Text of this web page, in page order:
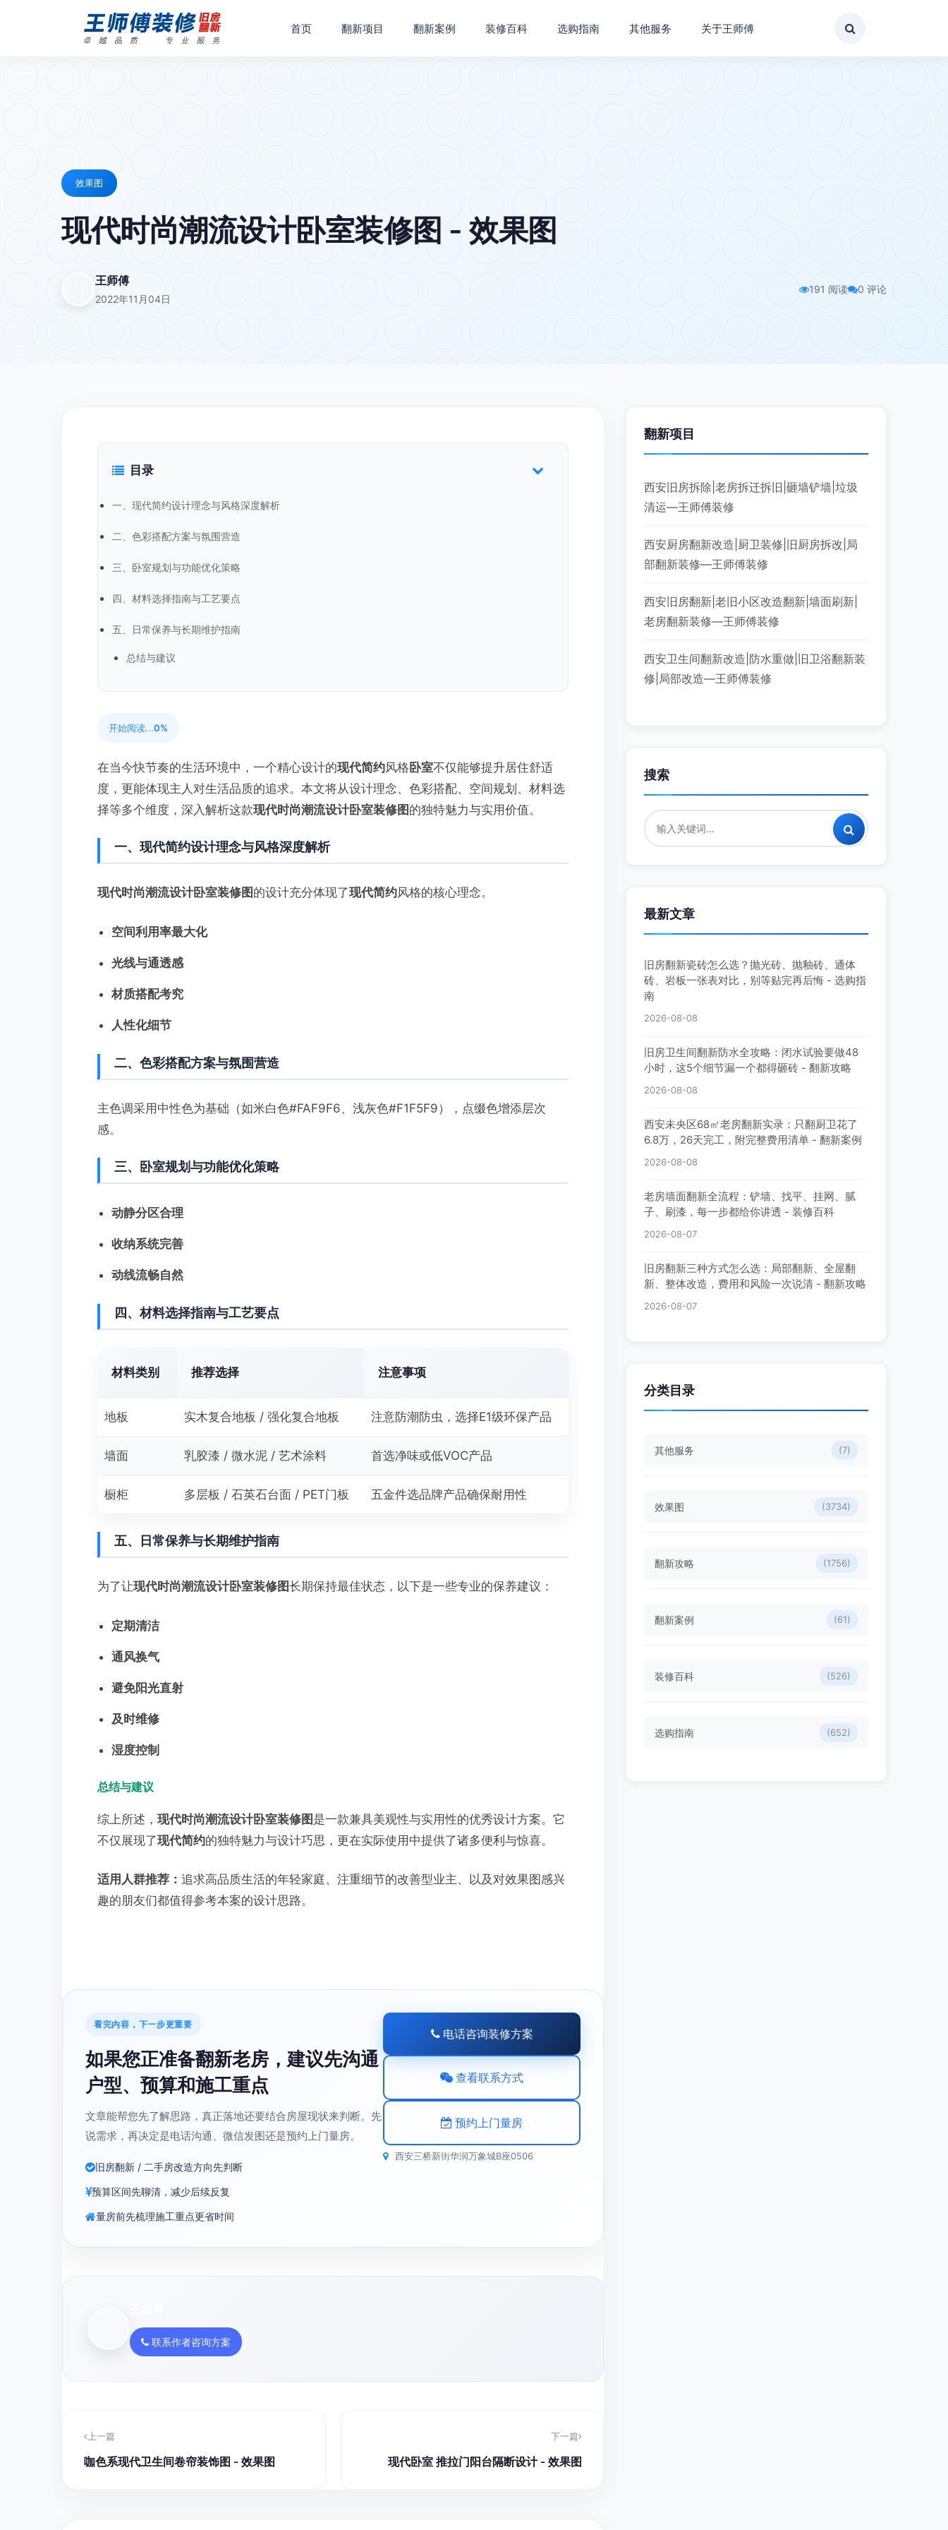
首页 翻新项目 翻新案例 装修百科 选购指南 其他服务 关于王师傅
效果图
现代时尚潮流设计卧室装修图 - 效果图
王师傅
2022年11月04日
191 阅读 0 评论
目录
一、现代简约设计理念与风格深度解析
二、色彩搭配方案与氛围营造
三、卧室规划与功能优化策略
四、材料选择指南与工艺要点
五、日常保养与长期维护指南
总结与建议
开始阅读...0%
在当今快节奏的生活环境中，一个精心设计的现代简约风格 卧室不仅能够提升居住舒适
度，更能体现主人对生活品质的追求。本文将从设计理念、色彩搭配、空间规划、材料选
择等多个维度，深入解析这款现代时尚潮流设计卧室装修图 的独特魅力与实用价值。
一、现代简约设计理念与风格深度解析
现代时尚潮流设计卧室装修图 的设计充分体现了现代简约风格的核心理念。
空间利用率最大化
光线与通透感
材质搭配考究
人性化细节
二、色彩搭配方案与氛围营造
主色调采用中性色为基础（如米白色#FAF9F6、浅灰色#F1F5F9），点缀色增添层次
感。
三、卧室规划与功能优化策略
动静分区合理
收纳系统完善
动线流畅自然
四、材料选择指南与工艺要点
材料类别 推荐选择 注意事项
地板 实木复合地板 / 强化复合地板 注意防潮防虫，选择E1级环保产品
墙面 乳胶漆 / 微水泥 / 艺术涂料 首选净味或低VOC产品
橱柜 多层板 / 石英石台面 / PET门板 五金件选品牌产品确保耐用性
五、日常保养与长期维护指南
为了让现代时尚潮流设计卧室装修图长期保持最佳状态，以下是一些专业的保养建议：
定期清洁
通风换气
避免阳光直射
及时维修
湿度控制
总结与建议
综上所述， 现代时尚潮流设计卧室装修图 是一款兼具美观性与实用性的优秀设计方案。它
不仅展现了现代简约的独特魅力与设计巧思，更在实际使用中提供了诸多便利与惊喜。
适用人群推荐： 追求高品质生活的年轻家庭、注重细节的改善型业主、以及对效果图感兴
趣的朋友们都值得参考本案的设计思路。
看完内容，下一步更重要
如果您正准备翻新老房，建议先沟通
户型、预算和施工重点
文章能帮您先了解思路，真正落地还要结合房屋现状来判断。先
说需求，再决定是电话沟通、微信发图还是预约上门量房。
旧房翻新 / 二手房改造方向先判断
预算区间先聊清，减少后续反复
量房前先梳理施工重点更省时间
电话咨询装修方案
查看联系方式
预约上门量房
西安三桥新街华润万象城B座0506
联系作者咨询方案
上一篇
咖色系现代卫生间卷帘装饰图 - 效果图
下一篇
现代卧室 推拉门阳台隔断设计 - 效果图
翻新项目
西安旧房拆除|老房拆迁拆旧|砸墙铲墙|垃圾
清运—王师傅装修
西安厨房翻新改造|厨卫装修|旧厨房拆改|局
部翻新装修—王师傅装修
西安旧房翻新|老旧小区改造翻新|墙面刷新|
老房翻新装修—王师傅装修
西安卫生间翻新改造|防水重做|旧卫浴翻新装
修|局部改造—王师傅装修
搜索
最新文章
旧房翻新瓷砖怎么选？抛光砖、抛釉砖、通体
砖、岩板一张表对比，别等贴完再后悔 - 选购指
南
2026-08-08
旧房卫生间翻新防水全攻略：闭水试验要做48
小时，这5个细节漏一个都得砸砖 - 翻新攻略
2026-08-08
西安未央区68㎡老房翻新实录：只翻厨卫花了
6.8万，26天完工，附完整费用清单 - 翻新案例
2026-08-08
老房墙面翻新全流程：铲墙、找平、挂网、腻
子、刷漆，每一步都给你讲透 - 装修百科
2026-08-07
旧房翻新三种方式怎么选：局部翻新、全屋翻
新、整体改造，费用和风险一次说清 - 翻新攻略
2026-08-07
分类目录
其他服务 (7)
效果图 (3734)
翻新攻略 (1756)
翻新案例 (61)
装修百科 (526)
选购指南 (652)